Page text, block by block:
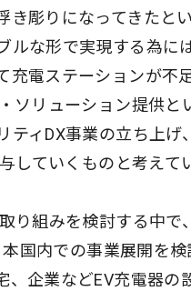
き彫りになってきたと
ルな形で実現する為に
充電ステーションが不
ソリューション提供
ティDX事業の立ち上
していくものと考えて
り組みを検討する中
国内での事業展開を
企業などEV充電器の